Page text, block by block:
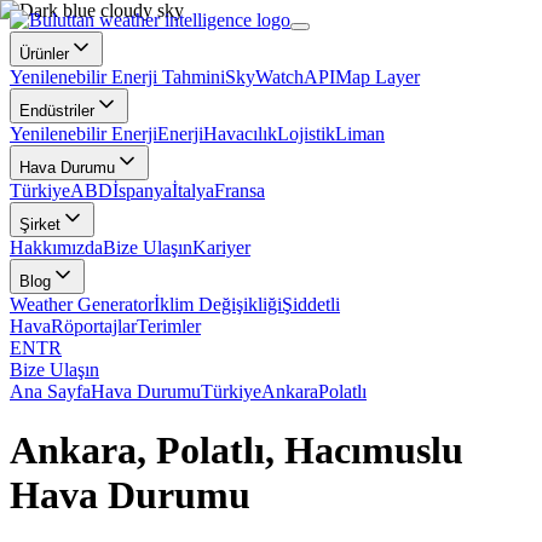
Ürünler
Yenilenebilir Enerji TahminiSkyWatchAPIMap Layer
Endüstriler
Yenilenebilir EnerjiEnerjiHavacılıkLojistikLiman
Hava Durumu
TürkiyeABDİspanyaİtalyaFransa
Şirket
HakkımızdaBize UlaşınKariyer
Blog
Weather Generatorİklim DeğişikliğiŞiddetli
HavaRöportajlarTerimler
ENTR
Bize Ulaşın
Ana SayfaHava DurumuTürkiyeAnkaraPolatlı
Ankara, Polatlı, Hacımuslu
Hava Durumu